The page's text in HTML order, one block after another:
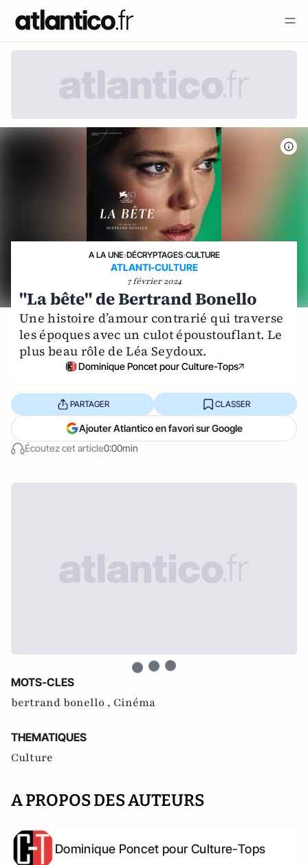
A LA UNE›DÉCRYPTAGES›CULTURE
ATLANTI-CULTURE
7 février 2024
"La bête" de Bertrand Bonello
Une histoire d’amour contrarié qui traverse
les époques avec un culot époustouflant. Le
plus beau rôle de Léa Seydoux.
Dominique Poncet pour Culture-Tops
Écoutez cet article0:00min
PARTAGER CLASSER
Ajouter Atlantico en favori sur Google
MOTS-CLES
bertrand bonello , Cinéma
THEMATIQUES
Culture
A PROPOS DES AUTEURS
Dominique Poncet pour Culture-Tops